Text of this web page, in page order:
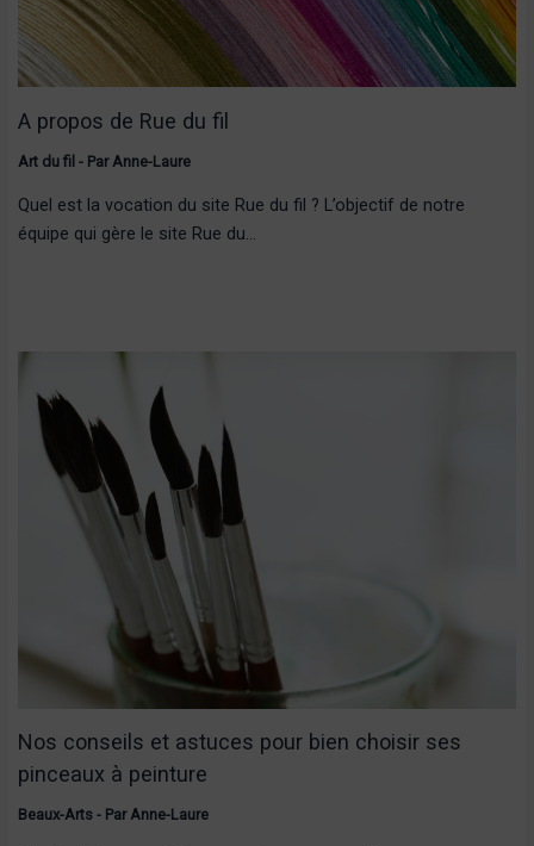
A propos de Rue du fil
Art du fil - Par Anne-Laure
Quel est la vocation du site Rue du fil ? L’objectif de notre
équipe qui gère le site Rue du…
Nos conseils et astuces pour bien choisir ses
pinceaux à peinture
Beaux-Arts- ParAnne-Laure